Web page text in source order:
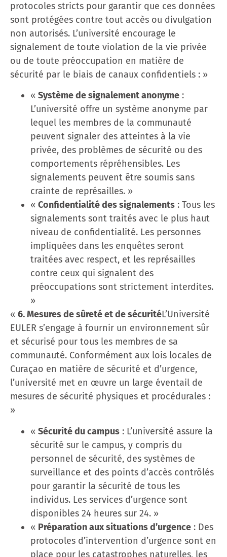
protocoles stricts pour garantir que ces données
sont protégées contre tout accès ou divulgation
non autorisés. L’université encourage le
signalement de toute violation de la vie privée
ou de toute préoccupation en matière de
sécurité par le biais de canaux confidentiels : »
« Système de signalement anonyme :
L’université offre un système anonyme par
lequel les membres de la communauté
peuvent signaler des atteintes à la vie
privée, des problèmes de sécurité ou des
comportements répréhensibles. Les
signalements peuvent être soumis sans
crainte de représailles. »
« Confidentialité des signalements : Tous les
signalements sont traités avec le plus haut
niveau de confidentialité. Les personnes
impliquées dans les enquêtes seront
traitées avec respect, et les représailles
contre ceux qui signalent des
préoccupations sont strictement interdites.
»
« 6. Mesures de sûreté et de sécuritéL’Université
EULER s’engage à fournir un environnement sûr
et sécurisé pour tous les membres de sa
communauté. Conformément aux lois locales de
Curaçao en matière de sécurité et d’urgence,
l’université met en œuvre un large éventail de
mesures de sécurité physiques et procédurales :
»
« Sécurité du campus : L’université assure la
sécurité sur le campus, y compris du
personnel de sécurité, des systèmes de
surveillance et des points d’accès contrôlés
pour garantir la sécurité de tous les
individus. Les services d’urgence sont
disponibles 24 heures sur 24. »
« Préparation aux situations d’urgence : Des
protocoles d’intervention d’urgence sont en
place pour les catastrophes naturelles, les